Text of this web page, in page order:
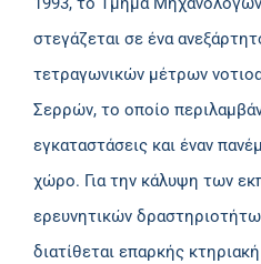
στεγάζεται σε ένα
τετραγωνικών μέτρων
Σερρών, το οποίο
εγκαταστάσεις και έναν
χώρο. Για την κάλυψη των
ερευνητικών
διατίθεται επαρκής